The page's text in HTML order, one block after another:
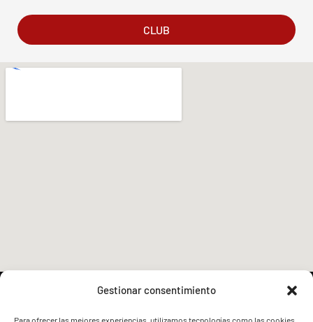
Gestionar consentimiento
Para ofrecer las mejores experiencias, utilizamos tecnologías como las cookies
CLUB